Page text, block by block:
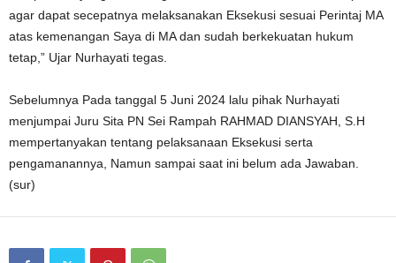
agar dapat secepatnya melaksanakan Eksekusi sesuai Perintaj MA
atas kemenangan Saya di MA dan sudah berkekuatan hukum
tetap,” Ujar Nurhayati tegas.
Sebelumnya Pada tanggal 5 Juni 2024 lalu pihak Nurhayati
menjumpai Juru Sita PN Sei Rampah RAHMAD DIANSYAH, S.H
mempertanyakan tentang pelaksanaan Eksekusi serta
pengamanannya, Namun sampai saat ini belum ada Jawaban.
(sur)